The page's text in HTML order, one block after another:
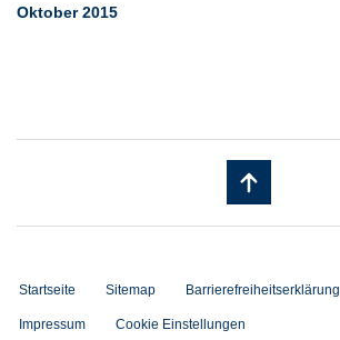
Oktober 2015
Startseite Sitemap Barrierefreiheitserklärung
Impressum Cookie Einstellungen